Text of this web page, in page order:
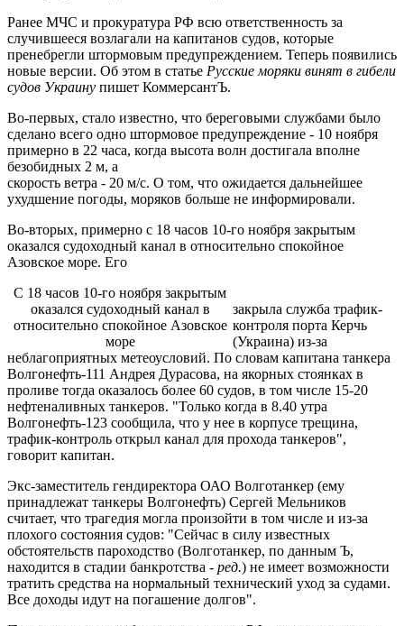
Ранее МЧС и прокуратура РФ всю ответственность за
случившееся возлагали на капитанов судов, которые
пренебрегли штормовым предупреждением. Теперь появились
новые версии. Об этом в статье Русские моряки винят в гибели
судов Украину пишет КоммерсантЪ.
Во-первых, стало известно, что береговыми службами было
сделано всего одно штормовое предупреждение - 10 ноября
примерно в 22 часа, когда высота волн достигала вполне
безобидных 2 м, а
скорость ветра - 20 м/с. О том, что ожидается дальнейшее
ухудшение погоды, моряков больше не информировали.
Во-вторых, примерно с 18 часов 10-го ноября закрытым
оказался судоходный канал в относительно спокойное
Азовское море. Его
С 18 часов 10-го ноября закрытым
оказался судоходный канал в
относительно спокойное Азовское
море
закрыла служба трафик-
контроля порта Керчь
(Украина) из-за
неблагоприятных метеоусловий. По словам капитана танкера
Волгонефть-111 Андрея Дурасова, на якорных стоянках в
проливе тогда оказалось более 60 судов, в том числе 15-20
нефтеналивных танкеров. "Только когда в 8.40 утра
Волгонефть-123 сообщила, что у нее в корпусе трещина,
трафик-контроль открыл канал для прохода танкеров",
говорит капитан.
Экс-заместитель гендиректора ОАО Волготанкер (ему
принадлежат танкеры Волгонефть) Сергей Мельников
считает, что трагедия могла произойти в том числе и из-за
плохого состояния судов: "Сейчас в силу известных
обстоятельств пароходство (Волготанкер, по данным Ъ,
находится в стадии банкротства - ред.) не имеет возможности
тратить средства на нормальный технический уход за судами.
Все доходы идут на погашение долгов".